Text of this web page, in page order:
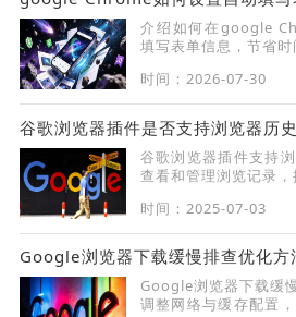
介绍如何在google
填写表单信息，节省时
时间：2026-07-30
谷歌浏览器插件是否支持浏览器历
谷歌浏览器插件支持
查看和管理浏览记录，
时间：2025-07-03
Google浏览器下载缓慢排查优化方
Google浏览器下载缓
调整网络与缓存配置